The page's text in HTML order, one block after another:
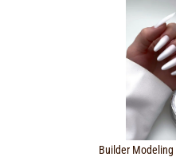
Builder Modeling